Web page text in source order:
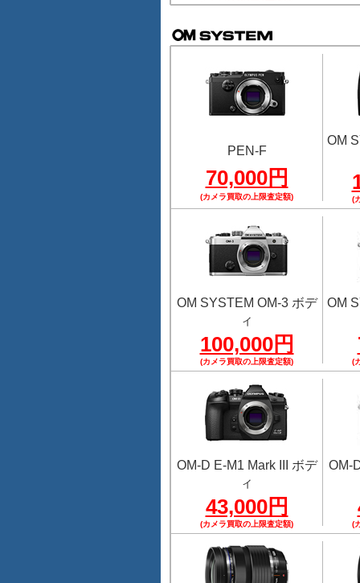
PEN-F
70,000円
(カメラ買取の上限査定額)
OM
(
OM SYSTEM OM-3 ボデ
ィ
100,000円
(カメラ買取の上限査定額)
OM
(
OM-D E-M1 Mark III ボデ
ィ
43,000円
(カメラ買取の上限査定額)
OM-
(